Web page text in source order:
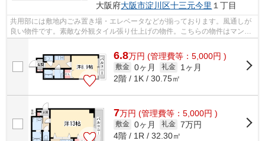
大阪府大阪市淀川区十三元今里 １丁目
共用部には敷地内ごみ置き場・エレベータなどが揃っております。風通しが
良い物件です。素敵な外観タイル張り仕上げの物件。こちらの物件はマンシ
6.8万円 (管理費等：5,000円 )
敷金 0ヶ月 礼金
1ヶ月
2階 / 1K / 30.75㎡
7万円 (管理費等：5,000円 )
敷金 0ヶ月 礼金 7万円
4階 / 1R / 32.30㎡